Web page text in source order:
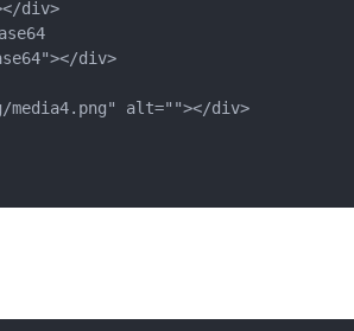
div>
div>
media4.png" alt=""></div>